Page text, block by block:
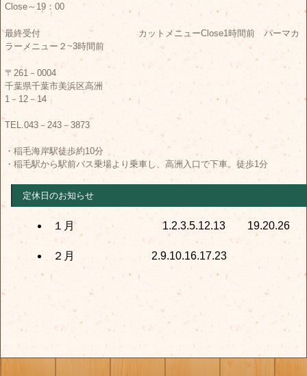
Close～19：00
最終受付 カットメニューClose1時間前 パーマカ
ラーメニュー２~3時間前
〒261－0004
千葉県千葉市美浜区高洲
1－12－14
TEL.043－243－3873
・稲毛海岸駅徒歩約10分
・稲毛駅から駅前バス乗場より乗車し、高洲入口で下車。徒歩1分
定休日のお知らせ
１月 1.2.3.5.12.13 19.20.26
２月 2.9.10.16.17.23